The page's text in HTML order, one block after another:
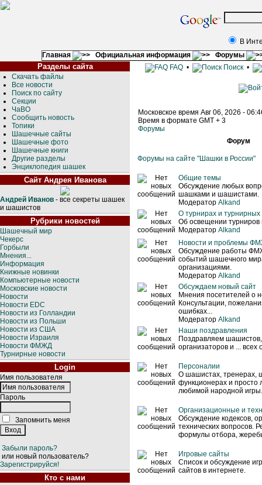
В
Главная
Официальная информация Форумы
Разделы сайта
Скачать файлы
Все новости
Поиск по сайту
Секции
ЧаВО
Сообщить новость
Топики
Шашечные сайты
Шашечные фото
Шашечные книги
Другие разделы
Энциклопедия шашек
Сайт Андрея Иванова
Андрей Иванов - все секреты шашек
и шашистов
Рубрики новостей
Шашечный мир
Чекерс
Горбыли
Мнения...
Информация
Книжные новинки
Компьютерные новости
Московские новости
Новости
Новости EDC
Новости из Голландии
Новости из Польши
Новости из США
Новости Израиля
Новости ФМЖД
Турнирные новости
Login
Имя пользователя
Пароль
Запомнить меня
Забыли пароль?
или новый пользователь?
Зарегистрируйся!
Кто с нами
FAQ• Поиск•
Московское время Авг 06, 2026 -
Время в формате GMT + 3
Форумы
Форум
Форумы на сайте "Шашки в России"
Общие темы
Обсуждение любых
шашками и шашистами.
Модератор Alkand
О турнирах и турнирных
Об освещении турниров
Модератор Alkand
Новости и проблемы
Обсуждение работы
событий шашечного
организациями.
Модератор Alkand
Обсуждаем новый сайт
Мнения посетителей о
Консультации,
ошибках...
Модератор Alkand
Наши поздравления
Поздравляем
организаторов и ... всех
Персоналии
О шашистах, тренерах,
функционерах и
любимой народной игры.
Организационные и
Обсуждение кодексов,
технических вопросов.
формулы отбора,
Игровые сайты
Список и обсуждение
сайтов в интернете.